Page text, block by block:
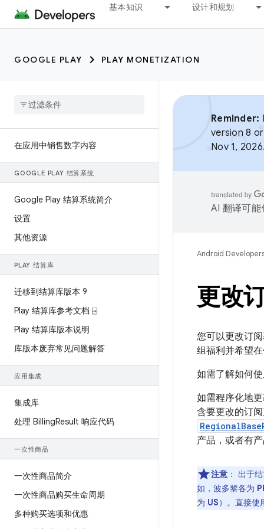
基本知识 设计和规划
GOOGLE PLAY PLAY MONETIZATION
在应用中销售数字内容
GOOGLE PLAY 结算系统
Google Play 结算系统简介
设置
其他资源
PLAY 结算库
迁移到结算库版本 9
Play 结算库参考文档 ⍈
Play 结算库版本说明
库版本废弃常见问题解答
应用集成
集成库
处理 BillingResult 响应代码
一次性商品
一次性商品简介
一次性商品购买生命周期
多种购买选项和优惠
Reminder:
version 8
Nov 1,
AI 翻译可能
Android
更改
您可以更改订
组福利并希望
如需了解如何
如需程序化地
含要更改的订
产品，或者有
注意 ：
出于
如，波多黎各为
为 US）。直接使